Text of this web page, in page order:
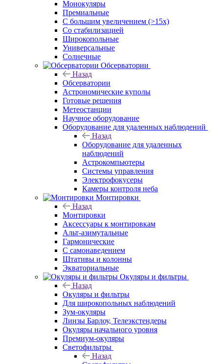
Монокуляры
Премиальные
С большим увеличением (>15x)
Со стабилизацией
Широкопольные
Универсальные
Солнечные
Обсерватории
Назад
Обсерватории
Астрономические куполы
Готовые решения
Метеостанции
Научное оборудование
Оборудование для удаленных наблюдений
Назад
Оборудование для удаленных
наблюдений
Астрокомпьютеры
Системы управления
Электрофокусеры
Камеры контроля неба
Монтировки
Назад
Монтировки
Аксессуары к монтировкам
Альт-азимутальные
Гармонические
С самонаведением
Штативы и колонны
Экваториальные
Окуляры и фильтры
Назад
Окуляры и фильтры
Для широкопольных наблюдений
Зум-окуляры
Линзы Барлоу, Телеэкстендеры
Окуляры начального уровня
Премиум-окуляры
Светофильтры
Назад